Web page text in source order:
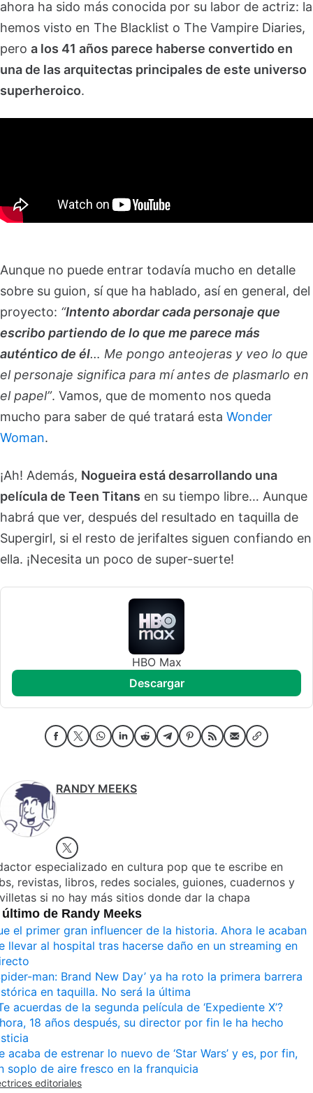
ahora ha sido más conocida por su labor de actriz: la
hemos visto en The Blacklist o The Vampire Diaries,
pero a los 41 años parece haberse convertido en
una de las arquitectas principales de este universo
superheroico.
Aunque no puede entrar todavía mucho en detalle
sobre su guion, sí que ha hablado, así en general, del
proyecto: “Intento abordar cada personaje que
escribo partiendo de lo que me parece más
auténtico de él… Me pongo anteojeras y veo lo que
el personaje significa para mí antes de plasmarlo en
el papel”. Vamos, que de momento nos queda
mucho para saber de qué tratará esta Wonder
Woman.
¡Ah! Además, Nogueira está desarrollando una
película de Teen Titans en su tiempo libre… Aunque
habrá que ver, después del resultado en taquilla de
Supergirl, si el resto de jerifaltes siguen confiando en
ella. ¡Necesita un poco de super-suerte!
HBO Max
descargar
RANDY MEEKS
especializado en cultura pop que te escribe en
revistas, libros, redes sociales, guiones, cuadernos y
si no hay más sitios donde dar la chapa
de Randy Meeks
el primer gran influencer de la historia. Ahora le acaban
llevar al hospital tras hacerse daño en un streaming en
man: Brand New Day’ ya ha roto la primera barrera
en taquilla. No será la última
acuerdas de la segunda película de ‘Expediente X’?
18 años después, su director por fin le ha hecho
acaba de estrenar lo nuevo de ‘Star Wars’ y es, por fin,
soplo de aire fresco en la franquicia
editoriales